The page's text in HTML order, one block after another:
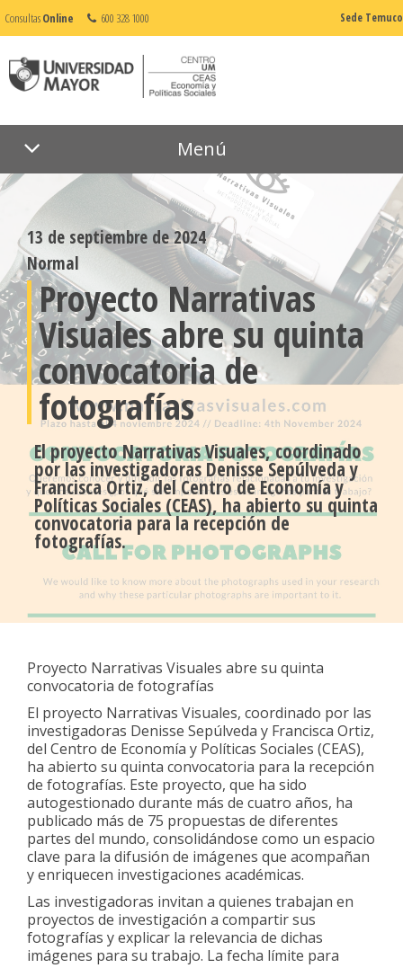
ConsultasOnline 600 328 1000 Sede Temuco
Menú
13 de septiembre de 2024
Normal
Proyecto Narrativas
Visuales abre su quinta
convocatoria de
fotografías
El proyecto Narrativas Visuales, coordinado
por las investigadoras Denisse Sepúlveda y
Francisca Ortiz, del Centro de Economía y
Políticas Sociales (CEAS), ha abierto su quinta
convocatoria para la recepción de
fotografías.
Proyecto Narrativas Visuales abre su quinta
convocatoria de fotografías
El proyecto Narrativas Visuales, coordinado por las
investigadoras Denisse Sepúlveda y Francisca Ortiz,
del Centro de Economía y Políticas Sociales (CEAS),
ha abierto su quinta convocatoria para la recepción
de fotografías. Este proyecto, que ha sido
autogestionado durante más de cuatro años, ha
publicado más de 75 propuestas de diferentes
partes del mundo, consolidándose como un espacio
clave para la difusión de imágenes que acompañan
y enriquecen investigaciones académicas.
Las investigadoras invitan a quienes trabajan en
proyectos de investigación a compartir sus
fotografías y explicar la relevancia de dichas
imágenes para su trabajo. La fecha límite para